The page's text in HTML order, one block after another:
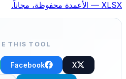
XLSX — الأعمدة محفوظة، مجاناً.
THIS TOOL
X
Facebook